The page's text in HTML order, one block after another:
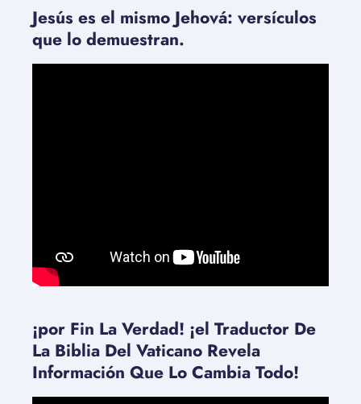
Jesús es el mismo Jehová: versículos
que lo demuestran.
¡por Fin La Verdad! ¡el Traductor De
La Biblia Del Vaticano Revela
Información Que Lo Cambia Todo!